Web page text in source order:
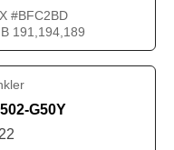
#BFC2BD
191,194,189
G50Y